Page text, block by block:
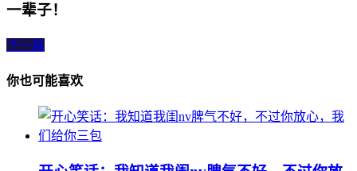
一辈子！
下一篇
你也可能喜欢